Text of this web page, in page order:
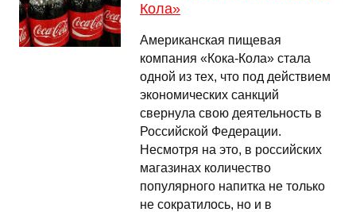
Кола»
Американская пищевая
компания «Кока-Кола» стала
одной из тех, что под действием
экономических санкций
свернула свою деятельность в
Российской Федерации.
Несмотря на это, в российских
магазинах количество
популярного напитка не только
не сократилось, но и в